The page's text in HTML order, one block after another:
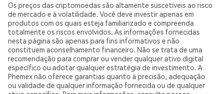
Os preços das criptomoedas são altamente suscetíveis ao risco
de mercado e à volatilidade. Você deve investir apenas em
produtos com os quais esteja familiarizado e compreenda
totalmente os riscos envolvidos. As informações fornecidas
nesta página são apenas para fins informativos e não
constituem aconselhamento financeiro. Não se trata de uma
recomendação para comprar ou vender qualquer ativo digital
específico ou adotar qualquer estratégia de investimento. A
Phemex não oferece garantias quanto à precisão, adequação
ou validade de qualquer informação fornecida ou de qualquer